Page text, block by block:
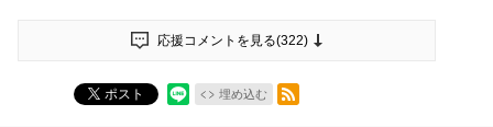
応援コメントを見る(322)
ポスト 埋め込む
RSSフィード